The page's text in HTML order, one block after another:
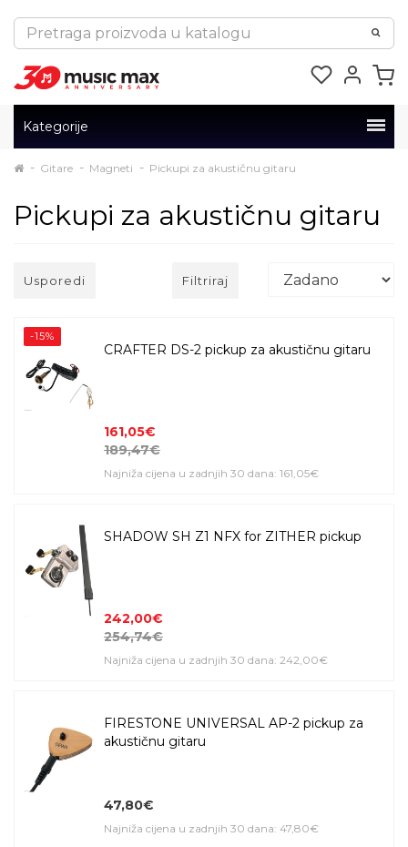
Kategorije
Gitare Magneti Pickupi za akustičnu gitaru
Pickupi za akustičnu gitaru
Usporedi Filtriraj
-15%
CRAFTER DS-2 pickup za akustičnu gitaru
161,05€
189,47€
Najniža cijena u zadnjih 30 dana: 161,05€
SHADOW SH Z1 NFX for ZITHER pickup
242,00€
254,74€
Najniža cijena u zadnjih 30 dana: 242,00€
FIRESTONE UNIVERSAL AP-2 pickup za
akustičnu gitaru
47,80€
Najniža cijena u zadnjih 30 dana: 47,80€